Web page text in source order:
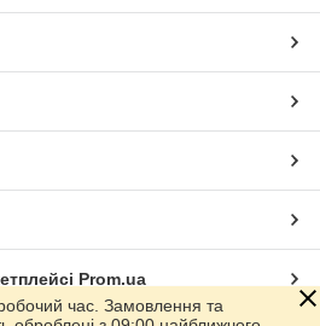
Prom.ua
час. Замовлення та